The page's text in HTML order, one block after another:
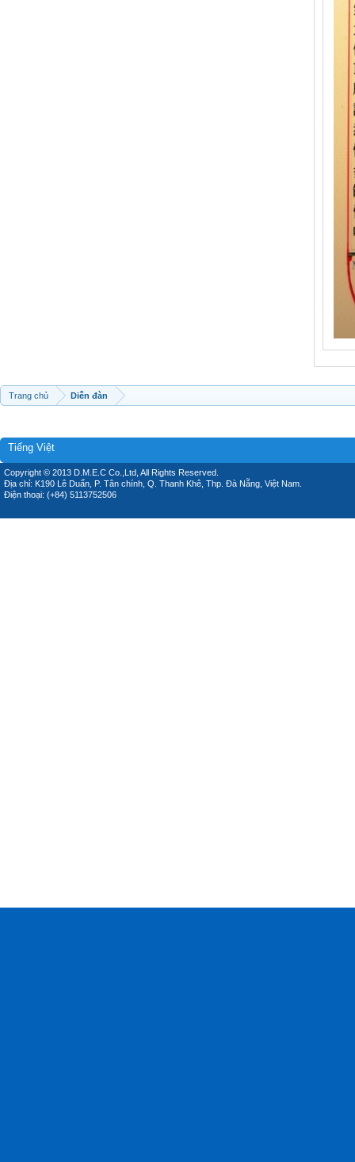
Trang chủ Diễn đàn
Tiếng Việt
Copyright © 2013 D.M.E.C Co.,Ltd, All Rights Reserved.
Địa chỉ: K190 Lê Duẩn, P. Tân chính, Q. Thanh Khê, Thp. Đà Nẵng, Việt Nam.
Điện thoại: (+84) 5113752506